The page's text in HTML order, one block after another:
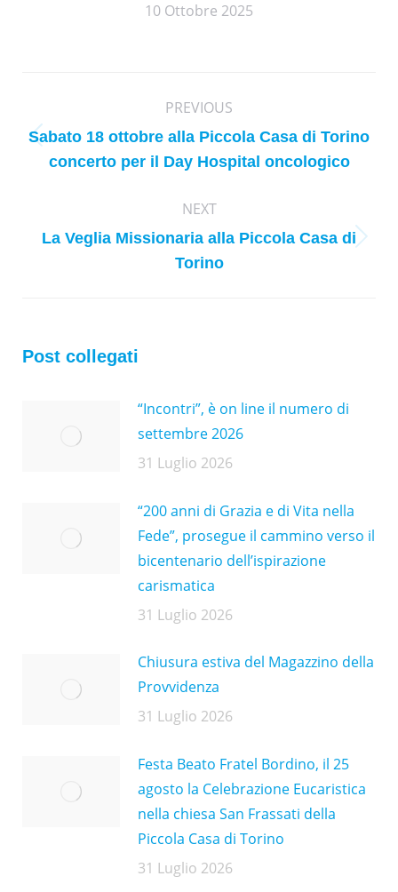
10 Ottobre 2025
PREVIOUS
Previous
post:
Sabato 18 ottobre alla Piccola Casa di Torino
concerto per il Day Hospital oncologico
NEXT
Next
post:
La Veglia Missionaria alla Piccola Casa di
Torino
Post collegati
“Incontri”, è on line il numero di
settembre 2026
31 Luglio 2026
“200 anni di Grazia e di Vita nella
Fede”, prosegue il cammino verso il
bicentenario dell’ispirazione
carismatica
31 Luglio 2026
Chiusura estiva del Magazzino della
Provvidenza
31 Luglio 2026
Festa Beato Fratel Bordino, il 25
agosto la Celebrazione Eucaristica
nella chiesa San Frassati della
Piccola Casa di Torino
31 Luglio 2026